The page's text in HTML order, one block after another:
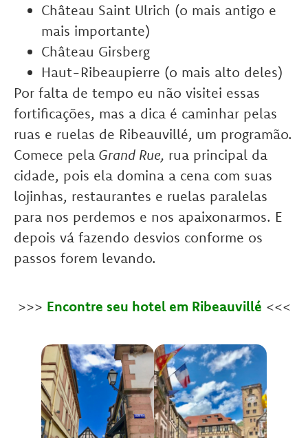
Château Saint Ulrich (o mais antigo e
mais importante)
Château Girsberg
Haut-Ribeaupierre (o mais alto deles)
Por falta de tempo eu não visitei essas
fortificações, mas a dica é caminhar pelas
ruas e ruelas de Ribeauvillé, um programão.
Comece pela Grand Rue, rua principal da
cidade, pois ela domina a cena com suas
lojinhas, restaurantes e ruelas paralelas
para nos perdemos e nos apaixonarmos. E
depois vá fazendo desvios conforme os
passos forem levando.
>>> Encontre seu hotel em Ribeauvillé <<<